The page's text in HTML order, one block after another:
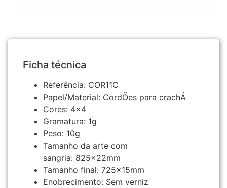
Ficha técnica
Referência: COR11C
Papel/Material: CordÕes para crachÁ
Cores: 4×4
Gramatura: 1g
Peso: 10g
Tamanho da arte com
sangria: 825x22mm
Tamanho final: 725x15mm
Enobrecimento: Sem verniz